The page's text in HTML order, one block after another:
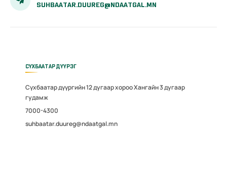
SUHBAATAR.DUUREG@NDAATGAL.MN
СҮХБААТАР ДҮҮРЭГ
Сүхбаатар дүүргийн 12 дугаар хороо Хангайн 3 дугаар
гудамж
7000-4300
suhbaatar.duureg@ndaatgal.mn